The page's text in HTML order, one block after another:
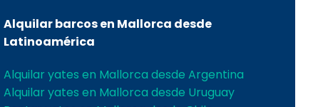
Alquilar barcos en Mallorca desde
Latinoamérica
Alquilar yates en Mallorca desde Argentina
Alquilar yates en Mallorca desde Uruguay